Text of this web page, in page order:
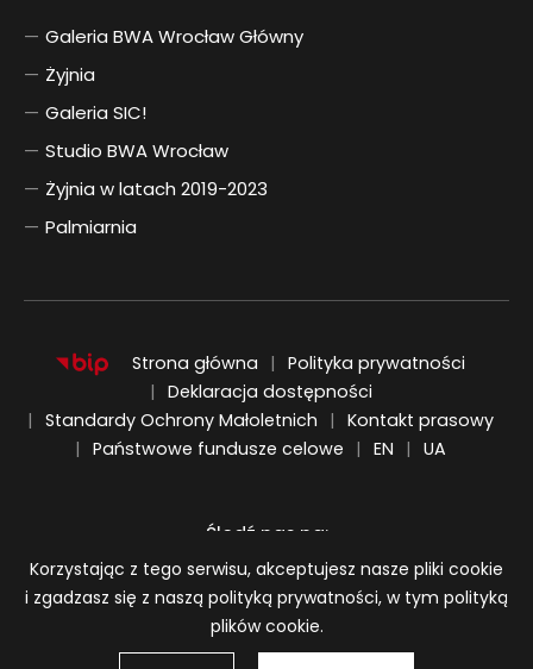
Galeria BWA Wrocław Główny
Żyjnia
Galeria SIC!
Studio BWA Wrocław
Żyjnia w latach 2019-2023
Palmiarnia
Strona główna
Polityka prywatności
Deklaracja dostępności
Standardy Ochrony Małoletnich
Kontakt prasowy
Państwowe fundusze celowe
EN
ENGLISH
UA
UKRAIŃSKI
Śledź nas na:
Informacja o plikach cookie
Korzystając z tego serwisu, akceptujesz nasze pliki cookie
i zgadzasz się z naszą polityką prywatności, w tym polityką
plików cookie.